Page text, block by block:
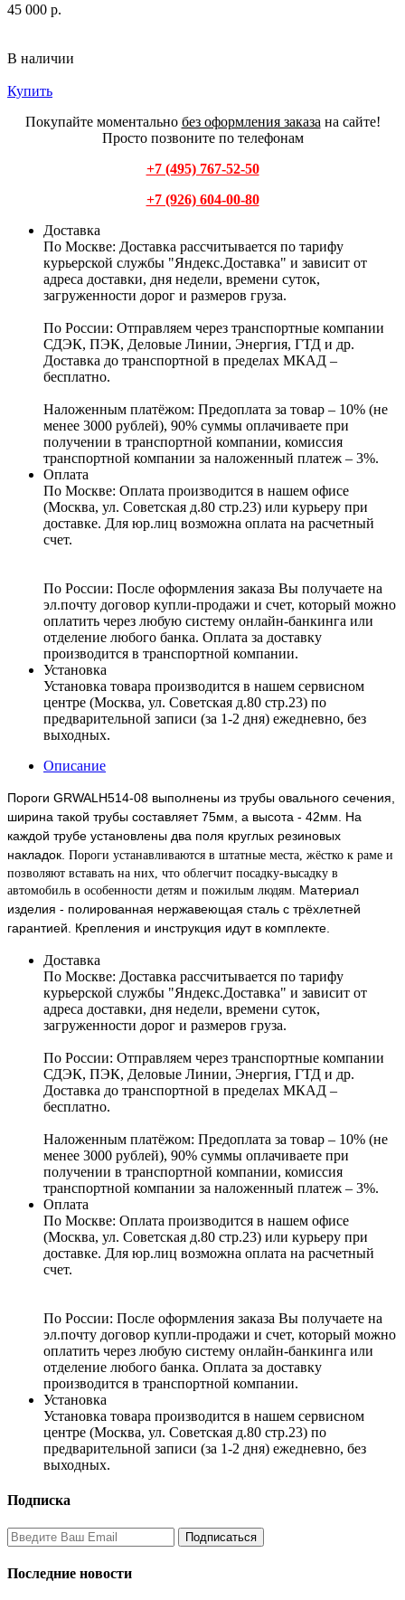
45 000 р.
В наличии
Купить
Покупайте моментально без оформления заказа на сайте!
Просто позвоните по телефонам
+7 (495) 767-52-50
+7 (926) 604-00-80
Доставка
По Москве: Доставка рассчитывается по тарифу
курьерской службы "Яндекс.Доставка" и зависит от
адреса доставки, дня недели, времени суток,
загруженности дорог и размеров груза.
По России: Отправляем через транспортные компании
СДЭК, ПЭК, Деловые Линии, Энергия, ГТД и др.
Доставка до транспортной в пределах МКАД –
бесплатно.
Наложенным платёжом: Предоплата за товар – 10% (не
менее 3000 рублей), 90% суммы оплачиваете при
получении в транспортной компании, комиссия
транспортной компании за наложенный платеж – 3%.
Оплата
По Москве: Оплата производится в нашем офисе
(Москва, ул. Советская д.80 стр.23) или курьеру при
доставке. Для юр.лиц возможна оплата на расчетный
счет.
По России: После оформления заказа Вы получаете на
эл.почту договор купли-продажи и счет, который можно
оплатить через любую систему онлайн-банкинга или
отделение любого банка. Оплата за доставку
производится в транспортной компании.
Установка
Установка товара производится в нашем сервисном
центре (Москва, ул. Советская д.80 стр.23) по
предварительной записи (за 1-2 дня) ежедневно, без
выходных.
Описание
Пороги GRWALH514-08 выполнены из трубы овального сечения,
ширина такой трубы составляет 75мм, а высота - 42мм. На
каждой трубе установлены два поля круглых резиновых
накладок. Пороги устанавливаются в штатные места, жёстко к раме и
позволяют вставать на них, что облегчит посадку-высадку в
автомобиль в особенности детям и пожилым людям. Материал
изделия - полированная нержавеющая сталь с трёхлетней
гарантией. Крепления и инструкция идут в комплекте.
Доставка
По Москве: Доставка рассчитывается по тарифу
курьерской службы "Яндекс.Доставка" и зависит от
адреса доставки, дня недели, времени суток,
загруженности дорог и размеров груза.
По России: Отправляем через транспортные компании
СДЭК, ПЭК, Деловые Линии, Энергия, ГТД и др.
Доставка до транспортной в пределах МКАД –
бесплатно.
Наложенным платёжом: Предоплата за товар – 10% (не
менее 3000 рублей), 90% суммы оплачиваете при
получении в транспортной компании, комиссия
транспортной компании за наложенный платеж – 3%.
Оплата
По Москве: Оплата производится в нашем офисе
(Москва, ул. Советская д.80 стр.23) или курьеру при
доставке. Для юр.лиц возможна оплата на расчетный
счет.
По России: После оформления заказа Вы получаете на
эл.почту договор купли-продажи и счет, который можно
оплатить через любую систему онлайн-банкинга или
отделение любого банка. Оплата за доставку
производится в транспортной компании.
Установка
Установка товара производится в нашем сервисном
центре (Москва, ул. Советская д.80 стр.23) по
предварительной записи (за 1-2 дня) ежедневно, без
выходных.
Подписка
Последние новости